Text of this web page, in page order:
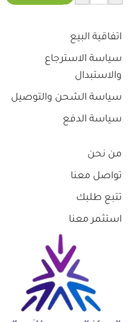
اتفاقية البيع
سياسة الاسترجاع
والاستبدال
سياسة الشحن والتوصيل
سياسة الدفع
من نحن
تواصل معنا
تتبع طلبك
استثمر معنا